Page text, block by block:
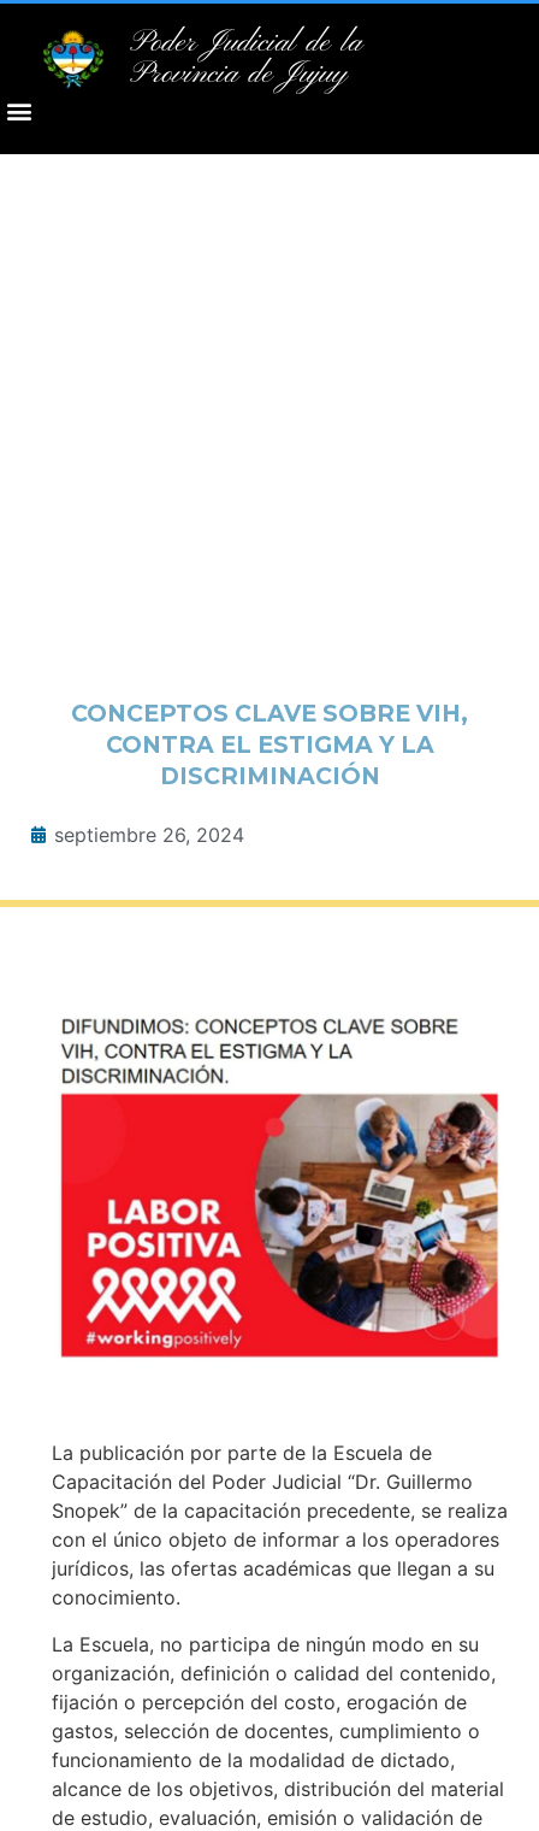
Poder Judicial de la
Provincia de Jujuy
CONCEPTOS CLAVE SOBRE VIH,
CONTRA EL ESTIGMA Y LA
DISCRIMINACIÓN
septiembre 26, 2024
La publicación por parte de la Escuela de
Capacitación del Poder Judicial “Dr. Guillermo
Snopek” de la capacitación precedente, se realiza
con el único objeto de informar a los operadores
jurídicos, las ofertas académicas que llegan a su
conocimiento.
La Escuela, no participa de ningún modo en su
organización, definición o calidad del contenido,
fijación o percepción del costo, erogación de
gastos, selección de docentes, cumplimiento o
funcionamiento de la modalidad de dictado,
alcance de los objetivos, distribución del material
de estudio, evaluación, emisión o validación de